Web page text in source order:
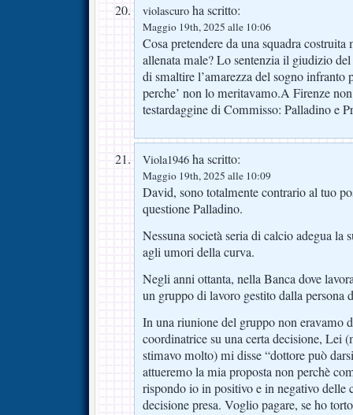
violascuro ha scritto:
Maggio 19th, 2025 alle 10:06
Cosa pretendere da una squadra
allenata male? Lo sentenzia il giudizio
di smaltire l’amarezza del sogno infranto
perche’ non lo meritavamo.A Firenze
testardaggine di Commisso: Palladino e
Viola1946 ha scritto:
Maggio 19th, 2025 alle 10:09
David, sono totalmente contrario al tuo
questione Palladino.
Nessuna società seria di calcio adegua la
agli umori della curva.
Negli anni ottanta, nella Banca dove
un gruppo di lavoro gestito dalla persona
In una riunione del gruppo non eravamo
coordinatrice su una certa decisione, Lei
stimavo molto) mi disse “dottore può
attueremo la mia proposta non perchè
rispondo io in positivo e in negativo delle
decisione presa. Voglio pagare, se ho